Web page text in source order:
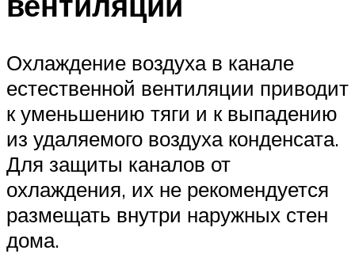
Охлаждение воздуха в канале
естественной вентиляции приводит
к уменьшению тяги и к выпадению
из удаляемого воздуха конденсата.
Для защиты каналов от
охлаждения, их не рекомендуется
размещать внутри наружных стен
дома.